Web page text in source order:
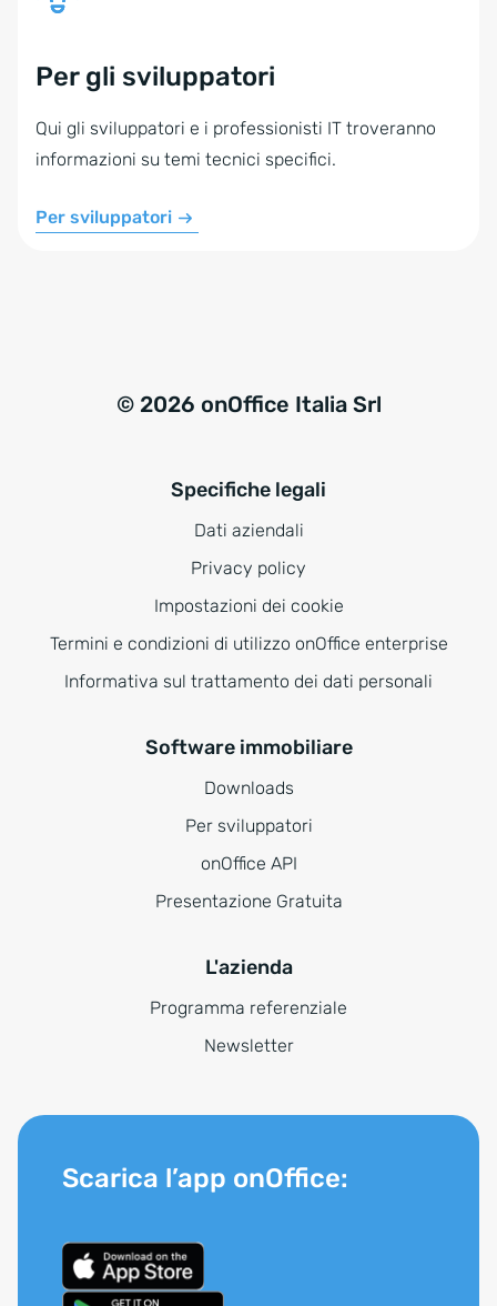
Per gli sviluppatori
Qui gli sviluppatori e i professionisti IT troveranno
informazioni su temi tecnici specifici.
Per sviluppatori
© 2026 onOffice Italia Srl
Specifiche legali
Dati aziendali
Privacy policy
Impostazioni dei cookie
Termini e condizioni di utilizzo onOffice enterprise
Informativa sul trattamento dei dati personali
Software immobiliare
Downloads
Per sviluppatori
onOffice API
Presentazione Gratuita
L'azienda
Programma referenziale
Newsletter
Scarica l’app onOffice: